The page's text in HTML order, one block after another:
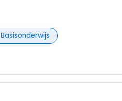
Basisonderwijs